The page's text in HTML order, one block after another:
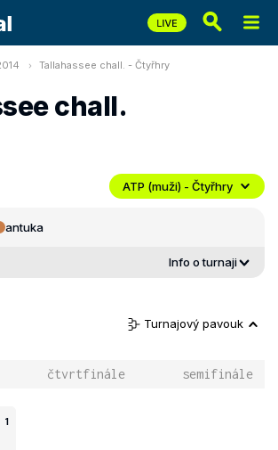
Tallahassee chall. - Čtyřhry
chall.
ATP (muži) - Čtyřhry
antuka
Info o turnaji
Turnajový pavouk
čtvrtfinále semifinále
1